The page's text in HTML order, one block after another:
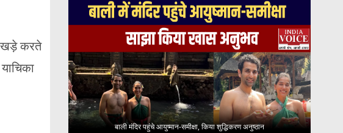
खड़े करते
बाली मंदिर पहुंचे आयुष्मान-समीक्षा, किया शुद्धिकरण अनुष्ठान